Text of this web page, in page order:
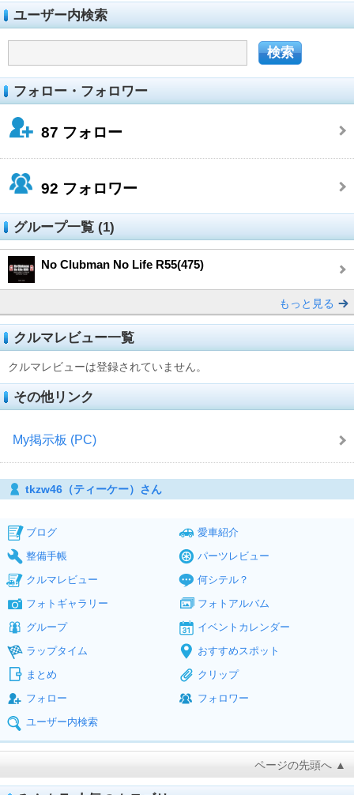
ユーザー内検索
フォロー・フォロワー
87 フォロー
92 フォロワー
グループ一覧 (1)
No Clubman No Life R55(475)
もっと見る
クルマレビュー一覧
クルマレビューは登録されていません。
その他リンク
My掲示板 (PC)
tkzw46（ティーケー）さん
ブログ
愛車紹介
整備手帳
パーツレビュー
クルマレビュー
何シテル？
フォトギャラリー
フォトアルバム
グループ
イベントカレンダー
ラップタイム
おすすめスポット
まとめ
クリップ
フォロー
フォロワー
ユーザー内検索
ページの先頭へ ▲